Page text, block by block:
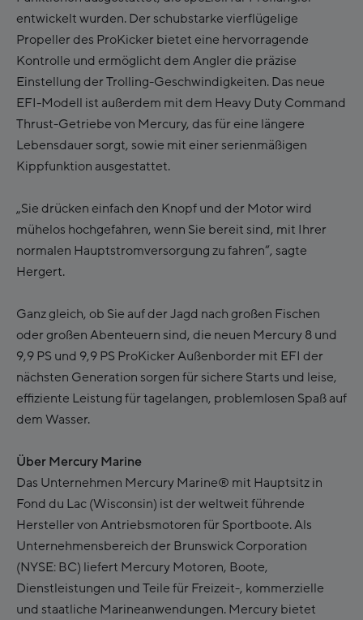
entwickelt wurden. Der schubstarke vierflügelige
Propeller des ProKicker bietet eine hervorragende
Kontrolle und ermöglicht dem Angler die präzise
Einstellung der Trolling-Geschwindigkeiten. Das neue
EFI-Modell ist außerdem mit dem Heavy Duty Command
Thrust-Getriebe von Mercury, das für eine längere
Lebensdauer sorgt, sowie mit einer serienmäßigen
Kippfunktion ausgestattet.
„Sie drücken einfach den Knopf und der Motor wird
mühelos hochgefahren, wenn Sie bereit sind, mit Ihrer
normalen Hauptstromversorgung zu fahren“, sagte
Hergert.
Ganz gleich, ob Sie auf der Jagd nach großen Fischen
oder großen Abenteuern sind, die neuen Mercury 8 und
9,9 PS und 9,9 PS ProKicker Außenborder mit EFI der
nächsten Generation sorgen für sichere Starts und leise,
effiziente Leistung für tagelangen, problemlosen Spaß auf
dem Wasser.
Über Mercury Marine
Das Unternehmen Mercury Marine® mit Hauptsitz in
Fond du Lac (Wisconsin) ist der weltweit führende
Hersteller von Antriebsmotoren für Sportboote. Als
Unternehmensbereich der Brunswick Corporation
(NYSE: BC) liefert Mercury Motoren, Boote,
Dienstleistungen und Teile für Freizeit-, kommerzielle
und staatliche Marineanwendungen. Mercury bietet